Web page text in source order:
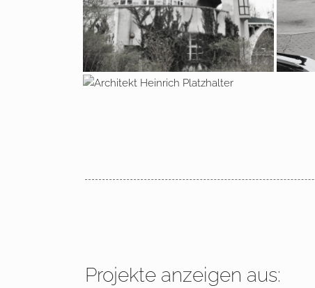
2008 – 2011 Berlin, Hotel
Projekte anzeigen aus: